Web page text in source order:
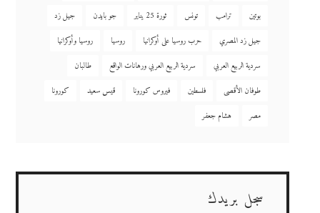
بوتين
ترامب تونس ثورة 25 يناير جو بايدن
جيل زد
جيل زد المصري
حرب روسيا على أوكرانيا روسيا
روسيا وأوكرانيا
سردية الربيع العربي
سردية الربيع العربي ورهانات الواقع
طالبان
طوفان الأقصى
فلسطين فيروس كورونا قيس سعيد
كورونا
مصر
هشام جعفر
سجل بريدك